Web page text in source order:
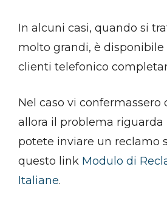
In alcuni casi, quando si
molto grandi, è disponibile
clienti telefonico
Nel caso vi confermassero
allora il problema riguarda
potete inviare un reclamo
questo link Modulo di
Italiane.